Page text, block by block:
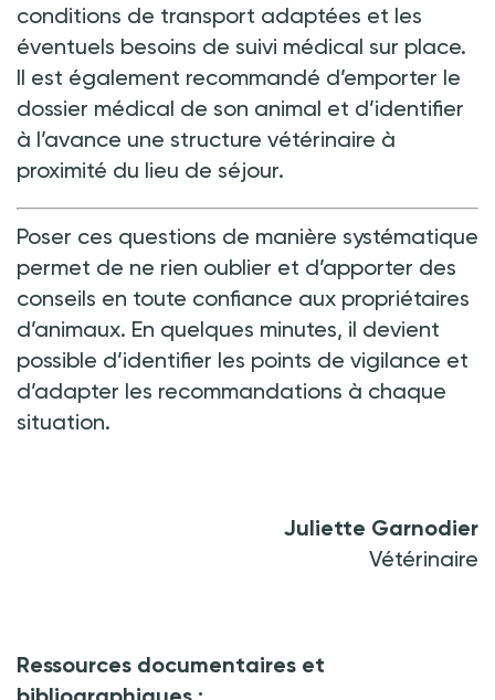
conditions de transport adaptées et les
éventuels besoins de suivi médical sur place.
Il est également recommandé d’emporter le
dossier médical de son animal et d’identifier
à l’avance une structure vétérinaire à
proximité du lieu de séjour.
Poser ces questions de manière systématique
permet de ne rien oublier et d’apporter des
conseils en toute confiance aux propriétaires
d’animaux. En quelques minutes, il devient
possible d’identifier les points de vigilance et
d’adapter les recommandations à chaque
situation.
Juliette Garnodier
Vétérinaire
Ressources documentaires et